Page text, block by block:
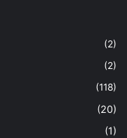
(2)
(2)
(118)
(20)
(1)